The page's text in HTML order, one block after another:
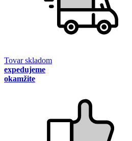
Tovar skladom
expedujeme
okamžite